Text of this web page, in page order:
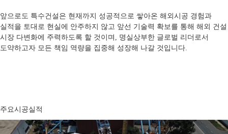
앞으로도 특수건설은 현재까지 성공적으로 쌓아온 해외시공 경험과
실적을 토대로 현실에 안주하지 않고 앞선 기술력 확보를 통해 해외 건설
시장 다변화에 주력하도록 할 것이며, 명실상부한 글로벌 리더로서
도약하고자 모든 책임 역량을 집중해 성장해 나갈 것입니다.
주요시공실적